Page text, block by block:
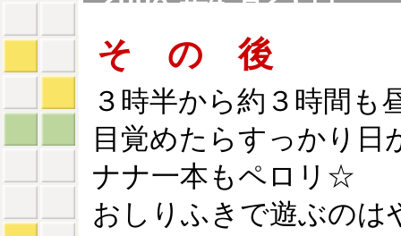
そ の 後
３時半から約３時間も
目覚めたらすっかり日
ナナ一本もペロリ☆
おしりふきで遊ぶのは